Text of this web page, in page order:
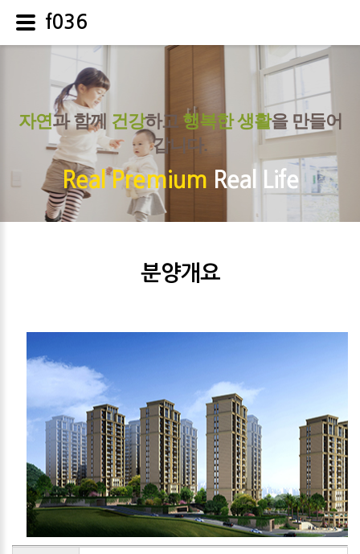
자연과 함께 건강하고 행복한 생활을 만들어
갑니다.
Real Premium Real Life
분양개요
f036